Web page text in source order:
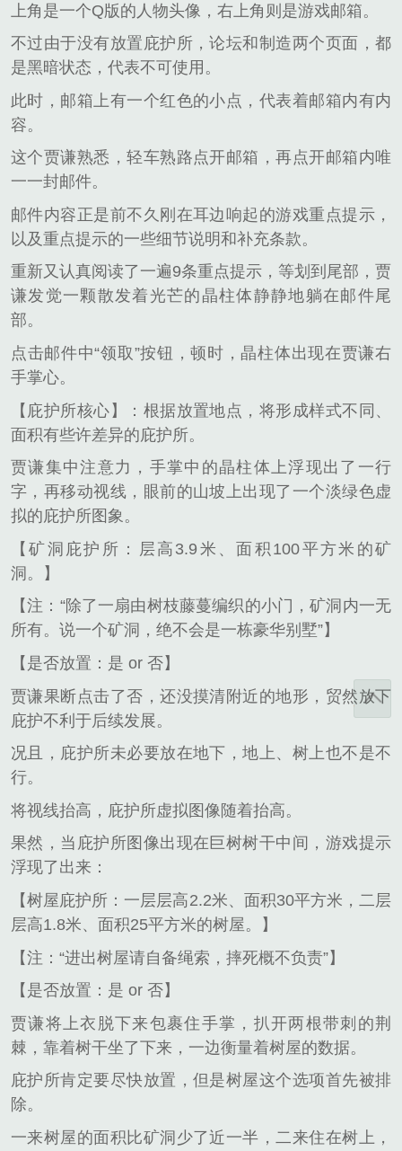
上角是一个Q版的人物头像，右上角则是游戏邮箱。
不过由于没有放置庇护所，论坛和制造两个页面，都
是黑暗状态，代表不可使用。
此时，邮箱上有一个红色的小点，代表着邮箱内有内
容。
这个贾谦熟悉，轻车熟路点开邮箱，再点开邮箱内唯
一一封邮件。
邮件内容正是前不久刚在耳边响起的游戏重点提示，
以及重点提示的一些细节说明和补充条款。
重新又认真阅读了一遍9条重点提示，等划到尾部，贾
谦发觉一颗散发着光芒的晶柱体静静地躺在邮件尾
部。
点击邮件中“领取”按钮，顿时，晶柱体出现在贾谦右
手掌心。
【庇护所核心】：根据放置地点，将形成样式不同、
面积有些许差异的庇护所。
贾谦集中注意力，手掌中的晶柱体上浮现出了一行
字，再移动视线，眼前的山坡上出现了一个淡绿色虚
拟的庇护所图象。
【矿洞庇护所：层高3.9米、面积100平方米的矿
洞。】
【注：“除了一扇由树枝藤蔓编织的小门，矿洞内一无
所有。说一个矿洞，绝不会是一栋豪华别墅”】
【是否放置：是 or 否】
贾谦果断点击了否，还没摸清附近的地形，贸然放下
庇护不利于后续发展。
况且，庇护所未必要放在地下，地上、树上也不是不
行。
将视线抬高，庇护所虚拟图像随着抬高。
果然，当庇护所图像出现在巨树树干中间，游戏提示
浮现了出来：
【树屋庇护所：一层层高2.2米、面积30平方米，二层
层高1.8米、面积25平方米的树屋。】
【注：“进出树屋请自备绳索，摔死概不负责”】
【是否放置：是 or 否】
贾谦将上衣脱下来包裹住手掌，扒开两根带刺的荆
棘，靠着树干坐了下来，一边衡量着树屋的数据。
庇护所肯定要尽快放置，但是树屋这个选项首先被排
除。
一来树屋的面积比矿洞少了近一半，二来住在树上，